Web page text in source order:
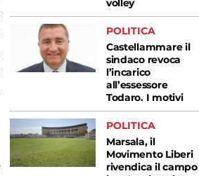
volley
POLITICA
Castellammare il
sindaco revoca
l’incarico
all’essessore
Todaro. I motivi
POLITICA
Marsala, il
Movimento Liberi
rivendica il campo